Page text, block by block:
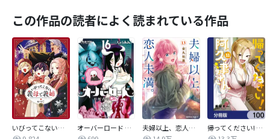
この作品の読者によく読まれている作品
いびってこない義母と義姉
オーバーロード 不死者のOh!
夫婦以上、恋人未満。【分冊版】
帰ってください! 阿久津さん【分冊版】